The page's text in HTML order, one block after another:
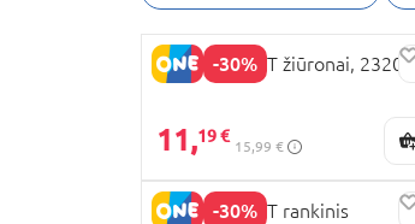
-30%
EASTCOLIGHT žiūronai, 23208
11,19 €
15,99 €
-30%
EASTCOLIGHT rankinis